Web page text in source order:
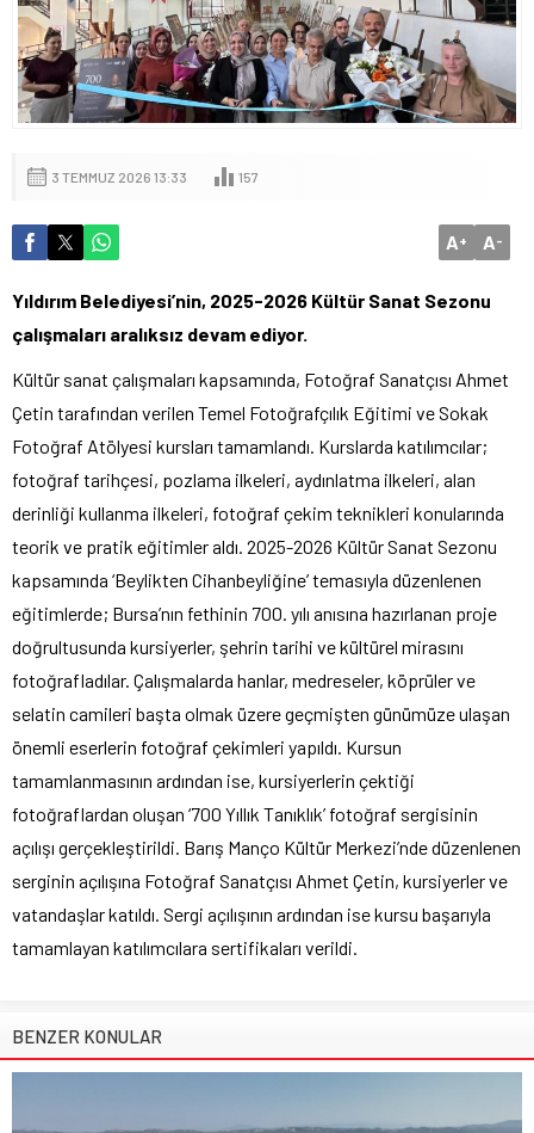
3 TEMMUZ 2026 13:33 157
A+ A-
Yıldırım Belediyesi’nin, 2025-2026 Kültür Sanat Sezonu
çalışmaları aralıksız devam ediyor.
Kültür sanat çalışmaları kapsamında, Fotoğraf Sanatçısı Ahmet
Çetin tarafından verilen Temel Fotoğrafçılık Eğitimi ve Sokak
Fotoğraf Atölyesi kursları tamamlandı. Kurslarda katılımcılar;
fotoğraf tarihçesi, pozlama ilkeleri, aydınlatma ilkeleri, alan
derinliği kullanma ilkeleri, fotoğraf çekim teknikleri konularında
teorik ve pratik eğitimler aldı. 2025-2026 Kültür Sanat Sezonu
kapsamında ‘Beylikten Cihanbeyliğine’ temasıyla düzenlenen
eğitimlerde; Bursa’nın fethinin 700. yılı anısına hazırlanan proje
doğrultusunda kursiyerler, şehrin tarihi ve kültürel mirasını
fotoğrafladılar. Çalışmalarda hanlar, medreseler, köprüler ve
selatin camileri başta olmak üzere geçmişten günümüze ulaşan
önemli eserlerin fotoğraf çekimleri yapıldı. Kursun
tamamlanmasının ardından ise, kursiyerlerin çektiği
fotoğraflardan oluşan ‘700 Yıllık Tanıklık’ fotoğraf sergisinin
açılışı gerçekleştirildi. Barış Manço Kültür Merkezi’nde düzenlenen
serginin açılışına Fotoğraf Sanatçısı Ahmet Çetin, kursiyerler ve
vatandaşlar katıldı. Sergi açılışının ardından ise kursu başarıyla
tamamlayan katılımcılara sertifikaları verildi.
BENZER KONULAR